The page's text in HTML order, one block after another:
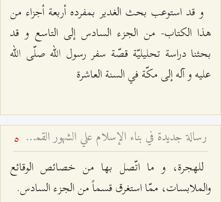
و قد استوعب بحث الغدير بمفرده أربعة أجزاء من
هذا الكتاب- من الجزء السادس إلى التاسع و قد
بحثنا دراسة تحليليّة قصّة سفر رسول الله صلّى الله
عليه و آله إلى مكّة في السنة العاشرة
رسالة‌ جديدة‌ في‌ بناء الإسلام‌ علي الشهور القمرية - و تفسير آية: (إِنَّ عِدَّةَ الشُّهُورِ عِنْدَ اللَّهِ اثْنا عَشَرَ شَهْراً فِي كِتابِ اللَّهِ يَوْمَ خَلَقَ السَّماواتِ وَ الْأَرْضَ مِنْها أَرْبَعَةٌ حُرُمٌ ذلِكَ الدِّينُ الْقَيِّم‏) - بحث تفسيري روائي فقهي وتاريخي 5
للهجرة، و ما اتّصل بها من خصائص الوقائع
والملابسات، ممّا استغرق قسماً من الجزء السادس.